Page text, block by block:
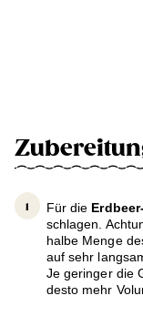
Für die
schlagen.
halbe Menge
auf sehr
Je geringer die
desto mehr